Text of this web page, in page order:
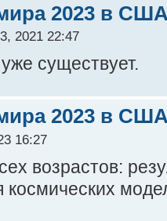
2023 в
2021 22:47
существует.
2023 в
16:27
возрастов:
космических